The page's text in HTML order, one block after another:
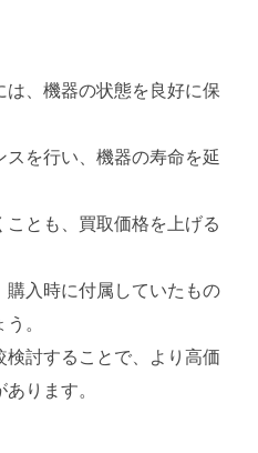
、機器の状態を良好に保
を行い、機器の寿命を延
ことも、買取価格を上げる
入時に付属していたもの
。
検討することで、より高価
ります。